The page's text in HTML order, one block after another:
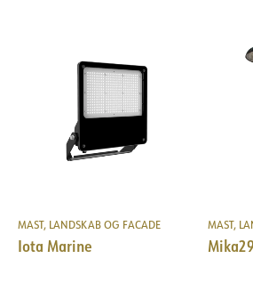
MAST, LANDSKAB OG FACADE
Iota Marine
MAST,